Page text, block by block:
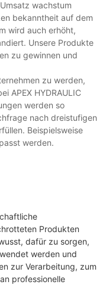
wachstum
bekanntheit auf dem
wird auch erhöht,
Unsere Produkte
zu gewinnen und
zu werden,
APEX HYDRAULIC
werden so
nach dreistufigen
Beispielsweise
werden.
Produkten
dafür zu sorgen,
werden und
zur Verarbeitung, zum
professionelle